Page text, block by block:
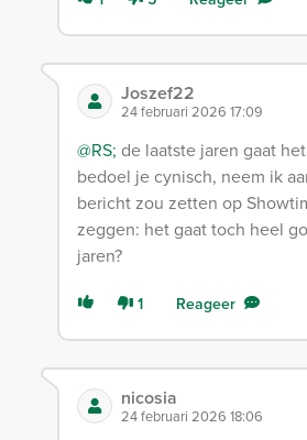
Joszef22
24 februari 2026 17:09
@RS; de laatste jaren gaat
bedoel je cynisch, neem ik
bericht zou zetten op
zeggen: het gaat toch heel
jaren?
1 Reageer
nicosia
24 februari 2026 18:06